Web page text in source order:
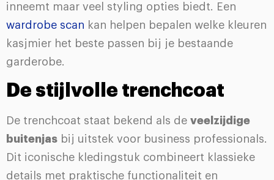
inneemt maar veel styling opties biedt. Een
wardrobe scan kan helpen bepalen welke kleuren
kasjmier het beste passen bij je bestaande
garderobe.
De stijlvolle trenchcoat
De trenchcoat staat bekend als de veelzijdige
buitenjas bij uitstek voor business professionals.
Dit iconische kledingstuk combineert klassieke
details met praktische functionaliteit en